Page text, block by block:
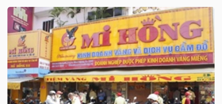
CÔNG
NGHỆ
THÔNG
TIN